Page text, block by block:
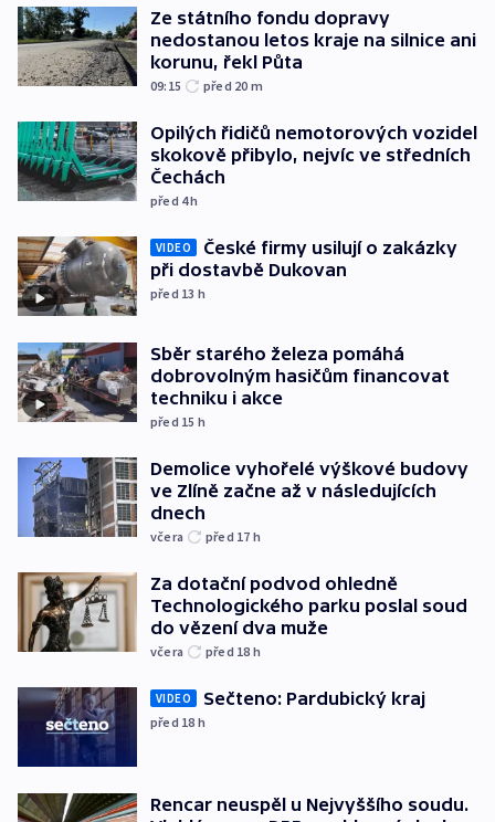
Ze státního fondu dopravy
nedostanou letos kraje na silnice ani
korunu, řekl Půta
09:15 před 20 m
Opilých řidičů nemotorových vozidel
skokově přibylo, nejvíc ve středních
Čechách
před 4h
VIDEO
České firmy usilují o zakázky
při dostavbě Dukovan
před 13 h
Sběr starého železa pomáhá
dobrovolným hasičům financovat
techniku i akce
před 15 h
Demolice vyhořelé výškové budovy
ve Zlíně začne až v následujících
dnech
včera před 17 h
Za dotační podvod ohledně
Technologického parku poslal soud
do vězení dva muže
včera před 18 h
VIDEO Sečteno: Pardubický kraj
před 18 h
Rencar neuspěl u Nejvyššího soudu.